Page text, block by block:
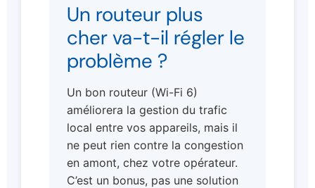
Un routeur plus
cher va-t-il régler le
problème ?
Un bon routeur (Wi-Fi 6)
améliorera la gestion du trafic
local entre vos appareils, mais il
ne peut rien contre la congestion
en amont, chez votre opérateur.
C’est un bonus, pas une solution